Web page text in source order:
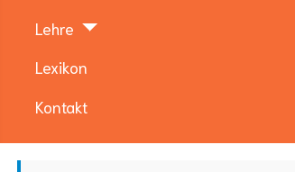
Lehre
Lexikon
Kontakt